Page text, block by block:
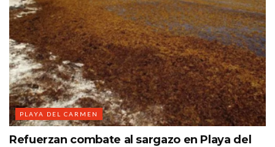
PLAYA DEL CARMEN
Refuerzan combate al sargazo en Playa del